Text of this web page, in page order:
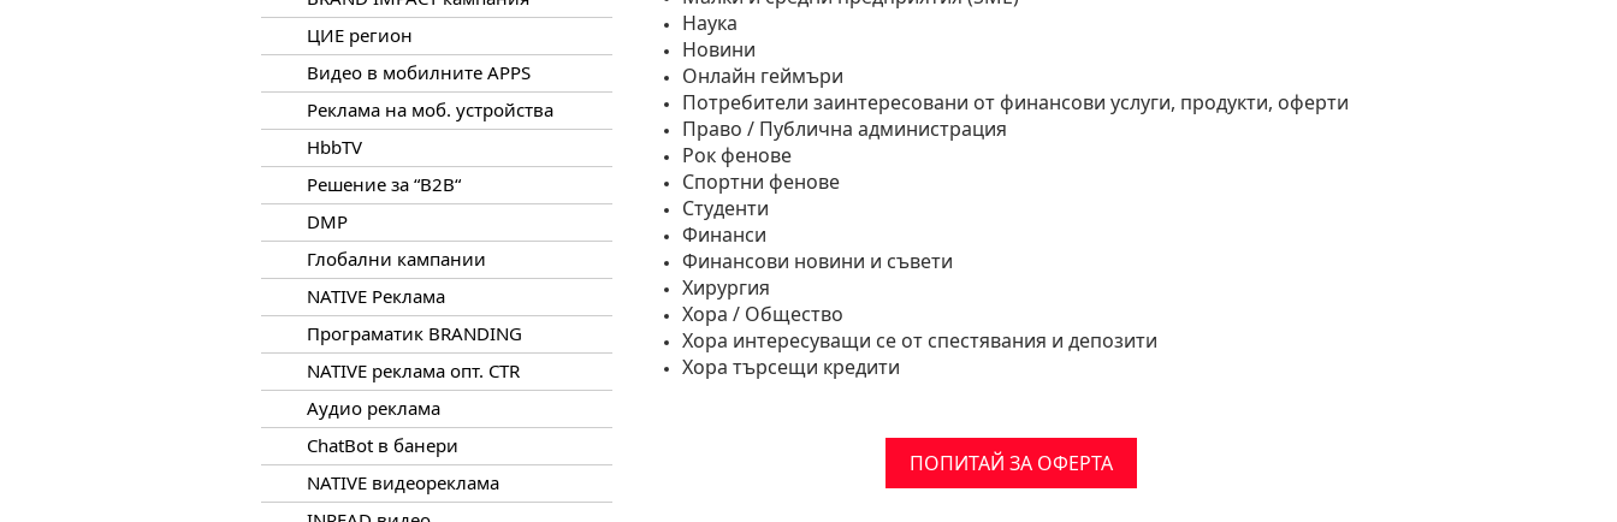
Наука
Новини
Онлайн геймъри
Потребители заинтересовани от финансови услуги, продукти, оферти
Право / Публична администрация
Рок фенове
Спортни фенове
Студенти
Финанси
Финансови новини и съвети
Хирургия
Хора / Общество
Хора интересуващи се от спестявания и депозити
Хора търсещи кредити
ПОПИТАЙ ЗА ОФЕРТА
ЦИЕ регион
Видео в мобилните APPS
Реклама на моб. устройства
HbbTV
Решение за “B2B“
DMP
Глобални кампании
NATIVE Реклама
Програматик BRANDING
NATIVE реклама опт. CTR
Aудио реклама
ChatBot в банери
NATIVE видеореклама